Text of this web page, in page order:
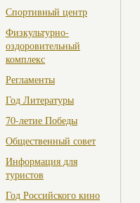
Спортивный центр
Физкультурно-
оздоровительный
комплекс
Регламенты
Год Литературы
70-летие Победы
Общественный совет
Информация для
туристов
Год Российского кино